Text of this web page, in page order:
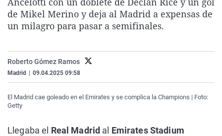
La rosa de los vientos
Gente viajera
Caso
Retornados
Extremadura
Galicia
Virales
Televisión
de Mikel Merino y deja al Madrid a expensas de
un milagro para pasar a semifinales.
Roberto Gómez Ramos
Madrid 09.04.2025 09:58
El Madrid cae goleado en el Emirates y se complica la Champions | Foto:
Getty
Llegaba el Real Madrid al Emirates Stadium